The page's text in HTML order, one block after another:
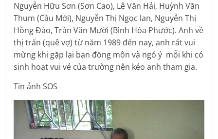
Nguyễn Hữu Sơn (Sơn Cao), Lê Văn Hải, Huỳnh Văn
Thum (Cầu Mới), Nguyễn Thị Ngọc lan, Nguyễn Thị
Hồng Đào, Trần Văn Mười (Bình Hòa Phước). Anh về
thị trấn (quê vợ) từ năm 1989 đến nay, anh rất vui
mừng khi gặp lại bạn đồng môn và ngỏ ý mỗi khi có
sinh hoạt vui vẻ của trường nên kéo anh tham gia.
Tin ảnh SOS